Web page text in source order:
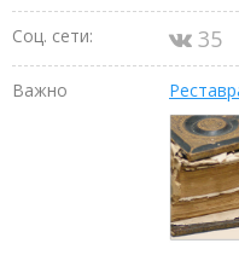
Соц. сети: 35
Важно